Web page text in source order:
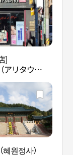
]
アリタウ
サン（蓮山）
(아리따움 연
)
원정사）